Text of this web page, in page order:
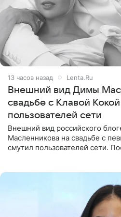
13 часов назад Lenta.Ru
Внешний вид Димы
свадьбе с Клавой
пользователей сети
Внешний вид российского
Масленникова на свадьбе с
смутил пользователей сети.